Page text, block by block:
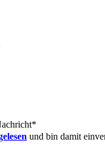
und bin damit